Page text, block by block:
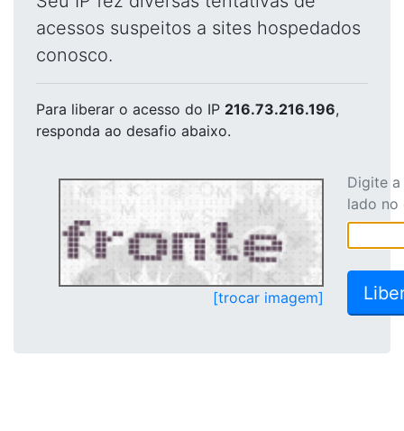
acessos suspeitos a sites hospedados
conosco.
Para liberar o acesso do IP 216.73.216.196,
responda ao desafio abaixo.
[trocar imagem]
Digite
lado no